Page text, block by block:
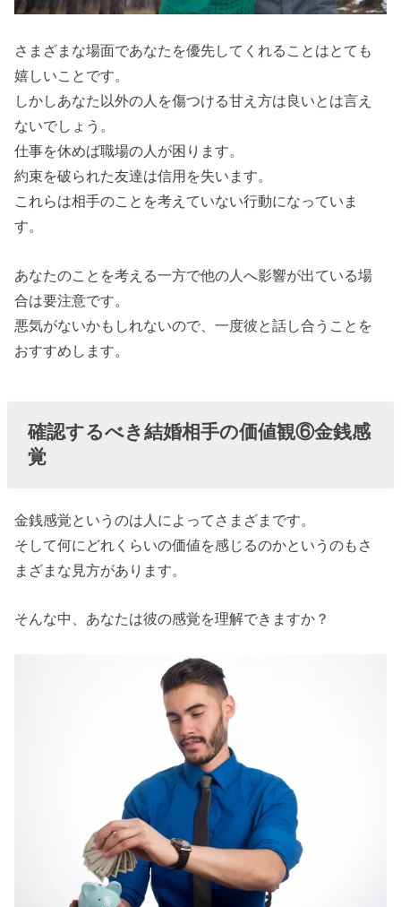
さまざまな場面であなたを優先してくれることはとても
嬉しいことです。
しかしあなた以外の人を傷つける甘え方は良いとは言え
ないでしょう。
仕事を休めば職場の人が困ります。
約束を破られた友達は信用を失います。
これらは相手のことを考えていない行動になっていま
す。
あなたのことを考える一方で他の人へ影響が出ている場
合は要注意です。
悪気がないかもしれないので、一度彼と話し合うことを
おすすめします。
確認するべき結婚相手の価値観⑥金銭感
覚
金銭感覚というのは人によってさまざまです。
そして何にどれくらいの価値を感じるのかというのもさ
まざまな見方があります。
そんな中、あなたは彼の感覚を理解できますか？